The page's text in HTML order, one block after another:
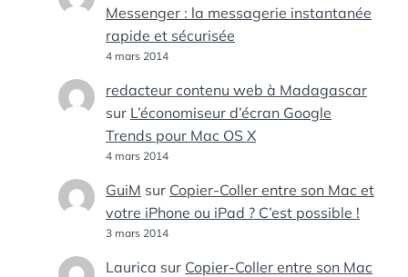
Messenger : la messagerie instantanée
rapide et sécurisée
4 mars 2014
redacteur contenu web à Madagascar
sur L’économiseur d’écran Google
Trends pour Mac OS X
4 mars 2014
GuiM sur Copier-Coller entre son Mac et
votre iPhone ou iPad ? C’est possible !
3 mars 2014
Laurica sur Copier-Coller entre son Mac